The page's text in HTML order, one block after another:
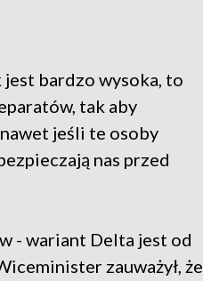
jest bardzo wysoka, to
tak aby
jeśli te osoby
nas przed
- wariant Delta jest od
zauważył, że